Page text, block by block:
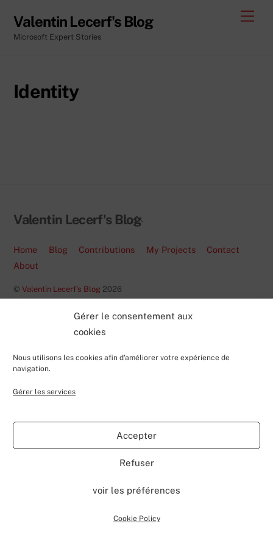
Gérer le consentement aux
cookies
Nous utilisons les cookies afin d'améliorer votre expérience de
navigation.
Gérer les services
Accepter
Refuser
voir les préférences
Cookie Policy
content
Valentin Lecerf's Blog
Microsoft Expert Stories
Identity
Back
Top
Valentin Lecerf's Blog
Home Blog Contributions My Projects
Contact
About
©Valentin Lecerf's Blog 2026